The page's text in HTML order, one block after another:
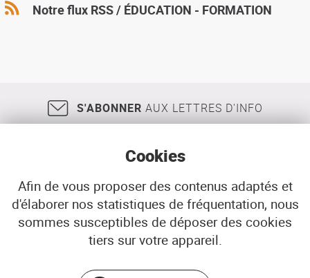
Notre flux RSS / ÉDUCATION - FORMATION
S'ABONNER AUX LETTRES D'INFO
18, rue Jean Jaurès 29200 BREST
02 98 33 51 71
CONTACT
Cookies
Afin de vous proposer des contenus adaptés et
d'élaborer nos statistiques de fréquentation, nous
sommes susceptibles de déposer des cookies
tiers sur votre appareil.